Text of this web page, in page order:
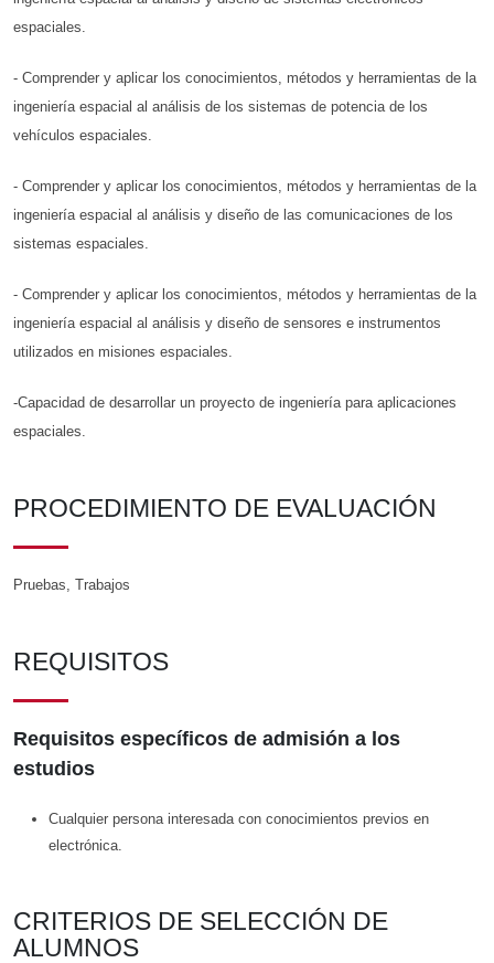
espaciales.
- Comprender y aplicar los conocimientos, métodos y herramientas de la
ingeniería espacial al análisis de los sistemas de potencia de los
vehículos espaciales.
- Comprender y aplicar los conocimientos, métodos y herramientas de la
ingeniería espacial al análisis y diseño de las comunicaciones de los
sistemas espaciales.
- Comprender y aplicar los conocimientos, métodos y herramientas de la
ingeniería espacial al análisis y diseño de sensores e instrumentos
utilizados en misiones espaciales.
-Capacidad de desarrollar un proyecto de ingeniería para aplicaciones
espaciales.
PROCEDIMIENTO DE EVALUACIÓN
Pruebas, Trabajos
REQUISITOS
Requisitos específicos de admisión a los
estudios
Cualquier persona interesada con conocimientos previos en
electrónica.
CRITERIOS DE SELECCIÓN DE
ALUMNOS